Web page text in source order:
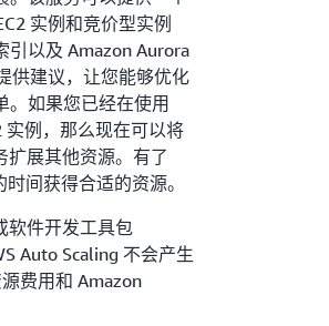
实例和竞价型实例
引以及 Amazon Aurora
供建议，让您能够优化
。如果您已经在使用
实例，那么现在可以将
扩展其他资源。有了
间获得合适的资源。
软件开发工具包
Auto Scaling 不会产生
费用和 Amazon